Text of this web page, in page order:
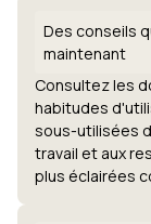
Des conseils
maintenant
Consultez les
habitudes
sous-utilisées
travail et aux
plus éclairées